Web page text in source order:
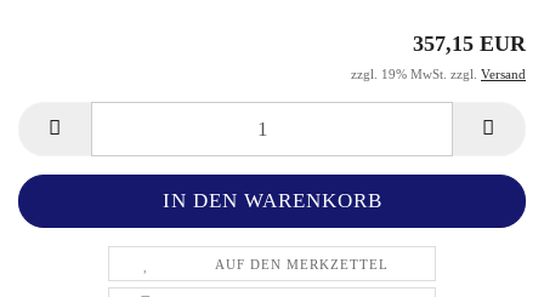
357,15 EUR
zzgl. 19% MwSt. zzgl. Versand
AUF DEN MERKZETTEL